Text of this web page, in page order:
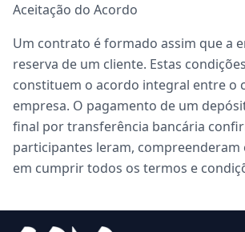
Aceitação do Acordo
Um contrato é formado assim que a
reserva de um cliente. Estas
constituem o acordo integral entre o
empresa. O pagamento de um
final por transferência bancária
participantes leram, compreenderam
em cumprir todos os termos e